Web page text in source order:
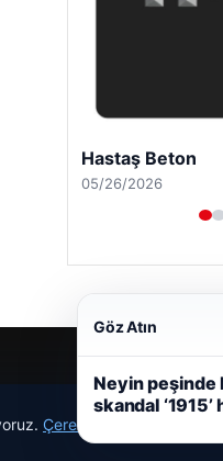
Hastaş Beton
05/26/2026
Çerez Politikamız
Göz Atın
Neyin peşinde
skandal ‘1915’